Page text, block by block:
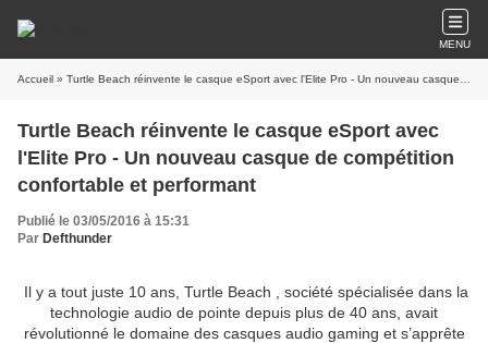
MENU
Accueil
Turtle Beach réinvente le casque eSport avec
l'Elite Pro - Un nouveau casque de compétition
Publié le 03/05/2016 à 15:31
Par Defthunder
Il y a tout juste 10 ans, Turtle Beach , société spécialisée dans la
technologie audio de pointe depuis plus de 40 ans, avait
révolutionné le domaine des casques audio gaming et s’apprête